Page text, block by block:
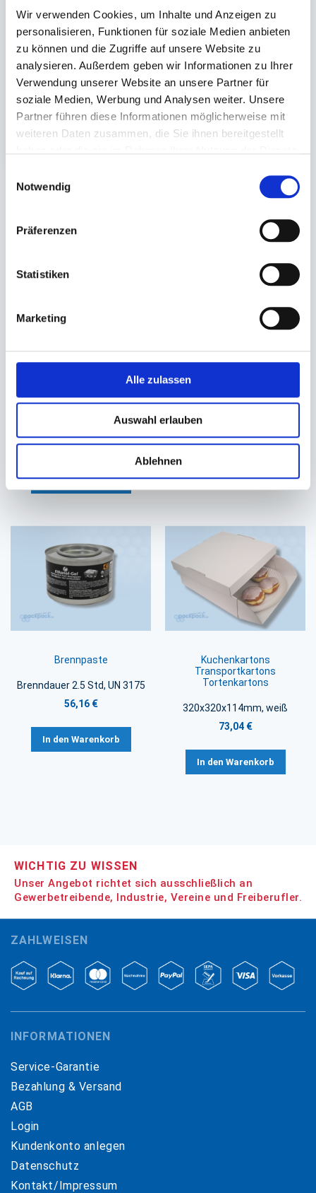
Wir verwenden Cookies, um Inhalte und Anzeigen zu
personalisieren, Funktionen für soziale Medien anbieten
zu können und die Zugriffe auf unsere Website zu
analysieren. Außerdem geben wir Informationen zu Ihrer
Verwendung unserer Website an unsere Partner für
soziale Medien, Werbung und Analysen weiter. Unsere
Partner führen diese Informationen möglicherweise mit
weiteren Daten zusammen, die Sie ihnen bereitgestellt
Notwendig
Präferenzen
Statistiken
Marketing
Alle zulassen
Auswahl erlauben
Ablehnen
70x100 x0,05mm
Auf Lager. Sofort
lieferbar.
1.000 St.
5,97 € In den Warenkorb
interessiert sein
Zitronentücher Citrustücher
29,95 €
In den Warenkorb
400x600x70mm, weiß
48,43 €
Brennpaste
Brenndauer 2.5 Std, UN 3175
56,16 €
In den Warenkorb
Kuchenkartons
Transportkartons
Tortenkartons
320x320x114mm, weiß
73,04 €
In den Warenkorb
WICHTIG ZU WISSEN
Unser Angebot richtet sich ausschließlich an
Gewerbetreibende, Industrie, Vereine und Freiberufler.
ZAHLWEISEN
INFORMATIONEN
Service-Garantie
Bezahlung & Versand
AGB
Login
Kundenkonto anlegen
Datenschutz
Kontakt/Impressum